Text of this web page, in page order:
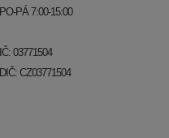
PO-PÁ 7:00-15:00
IČ: 03771504
DIČ: CZ03771504